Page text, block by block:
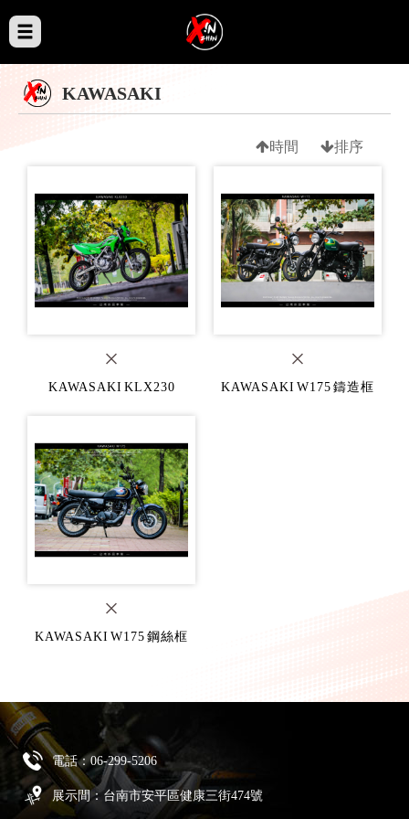
KAWASAKI
時間 排序
KAWASAKI KLX230 KAWASAKI W175 鑄造框
KAWASAKI W175 鋼絲框
電話：06-299-5206
展示間：台南市安平區健康三街474號